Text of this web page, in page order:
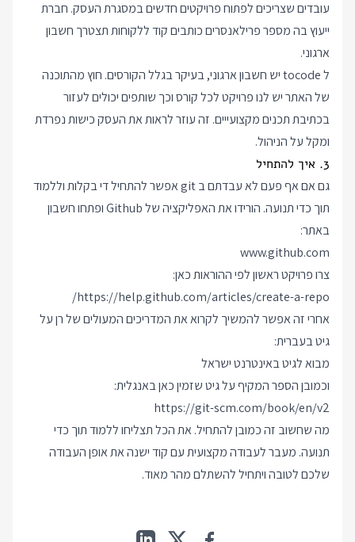
עובדים שצריכים לפתוח פרויקטים חדשים במסגרת העסק. חברת
ייעוץ בה מספר פרילאנסרים כותבים קוד ללקוחות תצטרך חשבון
ארגוני.
ל tocode יש חשבון ארגוני, בעיקר בגלל הקורסים. חוץ מהתוכנה
של האתר יש לנו פרויקט לכל קורס וכך שותפים יכולים לעזור
בכתיבת תכנים מקצועייים. זה עוזר לראות את העסק כישות נפרדת
ומקל על הניהול.
3. איך להתחיל
גם אם אף פעם לא עבדתם ב git אפשר להתחיל די בקלות וללמוד
תוך כדי תנועה. הורידו את האפליקציה של Github ופתחו חשבון
באתר:
www.github.com
צרו פרויקט ראשון לפי ההוראות כאן:
https://help.github.com/articles/create-a-repo/
אחרי זה אפשר להמשיך לקרוא את המדריכים המעולים של רן על
גיט בעברית:
מבוא לגיט באינטרנט ישראל
וכמובן הספר המקיף על גיט שזמין כאן באנגלית:
https://git-scm.com/book/en/v2
מה שחשוב זה כמובן להתחיל. את הכל תצליחו ללמוד תוך כדי
תנועה. מעבר לעבודה מקצועית עם קוד ישנה את אופן העבודה
שלכם לטובה ויתחיל להשתלם מהר מאוד.